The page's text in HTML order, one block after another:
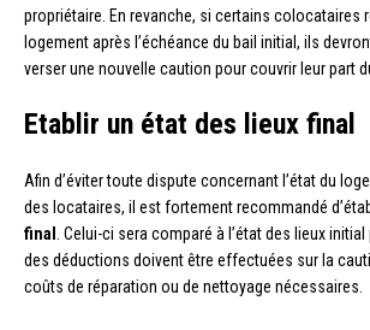
propriétaire. En revanche, si certains colocataires
logement après l’échéance du bail initial, ils
verser une nouvelle caution pour couvrir leur part
Etablir un état des lieux final
Afin d’éviter toute dispute concernant l’état du
des locataires, il est fortement recommandé
final
. Celui-ci sera comparé à l’état des lieux
des déductions doivent être effectuées sur la
coûts de réparation ou de nettoyage nécessaires.